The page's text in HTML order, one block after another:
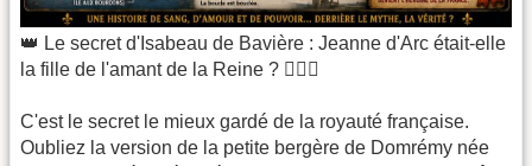
👑 Le secret d'Isabeau de Bavière : Jeanne d'Arc était-elle
la fille de l'amant de la Reine ? 🕵️‍♂️🔥
​C'est le secret le mieux gardé de la royauté française.
Oubliez la version de la petite bergère de Domrémy née